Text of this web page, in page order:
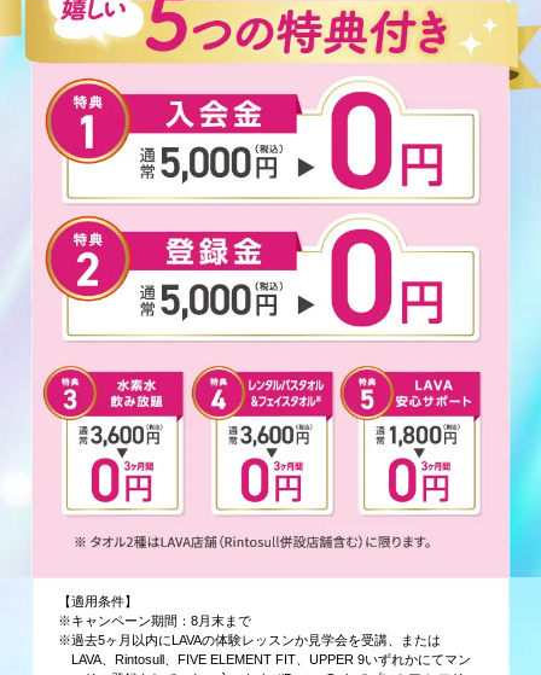
【適用条件】
※キャンペーン期間：8月末まで
※過去5ヶ月以内にLAVAの体験レッスンか見学会を受講、または
LAVA、Rintosull、FIVE ELEMENT FIT、UPPER 9いずれかにてマン